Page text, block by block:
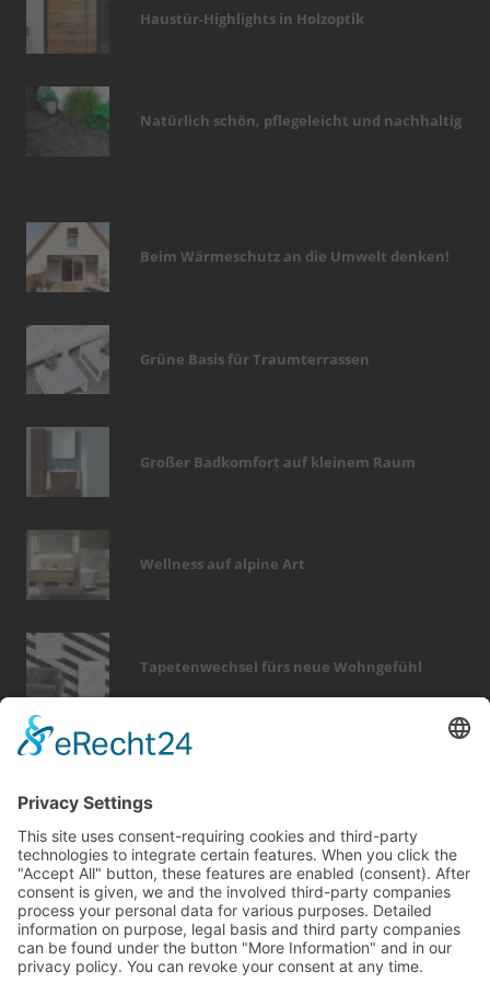
Haustür-Highlights in Holzoptik
Natürlich schön, pflegeleicht und nachhaltig
Beim Wärmeschutz an die Umwelt denken!
Grüne Basis für Traumterrassen
Großer Badkomfort auf kleinem Raum
Wellness auf alpine Art
Tapetenwechsel fürs neue Wohngefühl
immobilien dach rund ums haus
elektro
wellness
dämmung fotovoltaik
förderung
hausbau
beratung finanzierung
türen
wintergarten
modernisieren küche
dekoration